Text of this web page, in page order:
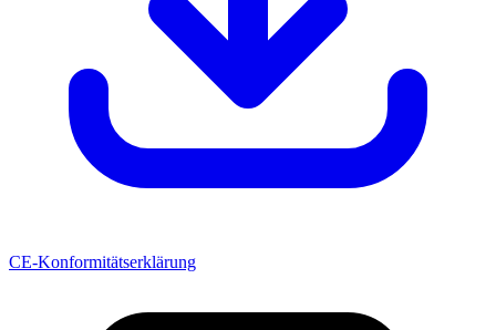
CE-Konformitätserklärung